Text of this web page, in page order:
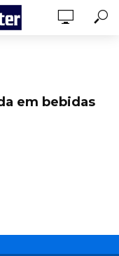
em bebidas